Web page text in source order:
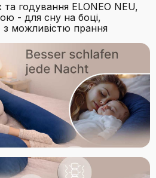
годування ELONEO NEU,
- для сну на боці,
можливістю прання